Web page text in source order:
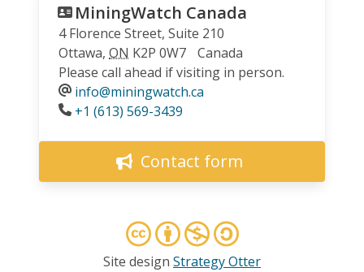
MiningWatch Canada
4 Florence Street, Suite 210
Ottawa, ON K2P 0W7
Canada
Please call ahead if visiting in person.
info@miningwatch.ca
Phone
+1 (613) 569-3439
Contact form
Site design Strategy Otter